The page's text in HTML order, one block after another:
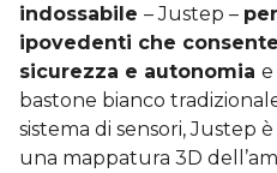
indossabile – Justep –
ipovedenti che
sicurezza e autonomia e
bastone bianco
sistema di sensori, Justep
una mappatura 3D